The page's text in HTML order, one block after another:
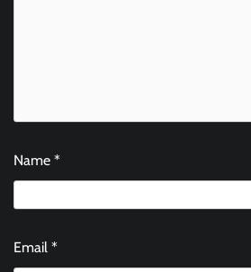
Name *
Email *